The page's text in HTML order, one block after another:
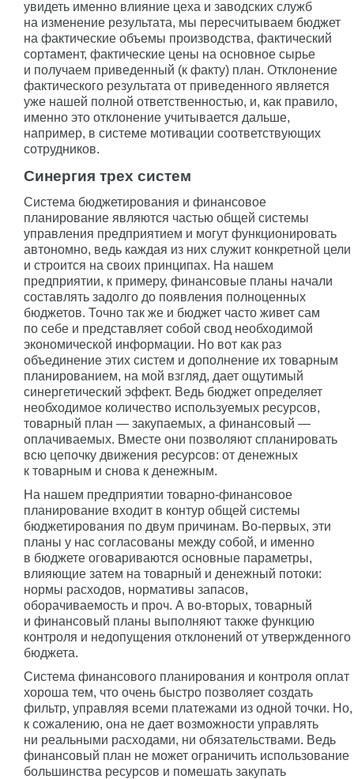
увидеть именно влияние цеха и заводских служб
на изменение результата, мы пересчитываем бюджет
на фактические объемы производства, фактический
сортамент, фактические цены на основное сырье
и получаем приведенный (к факту) план. Отклонение
фактического результата от приведенного является
уже нашей полной ответственностью, и, как правило,
именно это отклонение учитывается дальше,
например, в системе мотивации соответствующих
сотрудников.
Синергия трех систем
Система бюджетирования и финансовое
планирование являются частью общей системы
управления предприятием и могут функционировать
автономно, ведь каждая из них служит конкретной цели
и строится на своих принципах. На нашем
предприятии, к примеру, финансовые планы начали
составлять задолго до появления полноценных
бюджетов. Точно так же и бюджет часто живет сам
по себе и представляет собой свод необходимой
экономической информации. Но вот как раз
объединение этих систем и дополнение их товарным
планированием, на мой взгляд, дает ощутимый
синергетический эффект. Ведь бюджет определяет
необходимое количество используемых ресурсов,
товарный план — закупаемых, а финансовый —
оплачиваемых. Вместе они позволяют спланировать
всю цепочку движения ресурсов: от денежных
к товарным и снова к денежным.
На нашем предприятии товарно-финансовое
планирование входит в контур общей системы
бюджетирования по двум причинам. Во-первых, эти
планы у нас согласованы между собой, и именно
в бюджете оговариваются основные параметры,
влияющие затем на товарный и денежный потоки:
нормы расходов, нормативы запасов,
оборачиваемость и проч. А во-вторых, товарный
и финансовый планы выполняют также функцию
контроля и недопущения отклонений от утвержденного
бюджета.
Система финансового планирования и контроля оплат
хороша тем, что очень быстро позволяет создать
фильтр, управляя всеми платежами из одной точки. Но,
к сожалению, она не дает возможности управлять
ни реальными расходами, ни обязательствами. Ведь
финансовый план не может ограничить использование
большинства ресурсов и помешать закупать